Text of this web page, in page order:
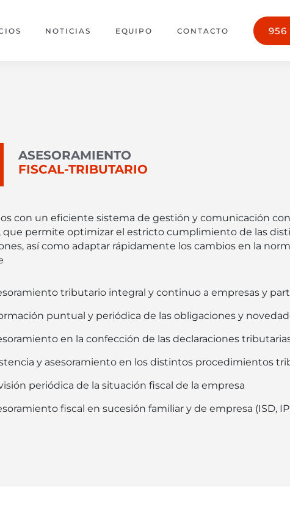
NOTICIAS EQUIPO CONTACTO 956
ASESORAMIENTO
FISCAL-TRIBUTARIO
con un eficiente sistema de gestión y comunicación
que permite optimizar el estricto cumplimiento de las
así como adaptar rápidamente los cambios en la
tributario integral y continuo a empresas y
puntual y periódica de las obligaciones y
en la confección de las declaraciones
y asesoramiento en los distintos procedimientos
periódica de la situación fiscal de la empresa
fiscal en sucesión familiar y de empresa (ISD,